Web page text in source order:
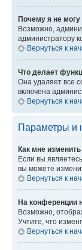
Почему я не могу
Возможно,
администратору
Вернуться к
Что делает
Она удаляет все
включена
Вернуться к
Параметры и
Как мне
Если вы
вы можете
Вернуться к
На конференции
Возможно,
Учтите, что
Вернуться к